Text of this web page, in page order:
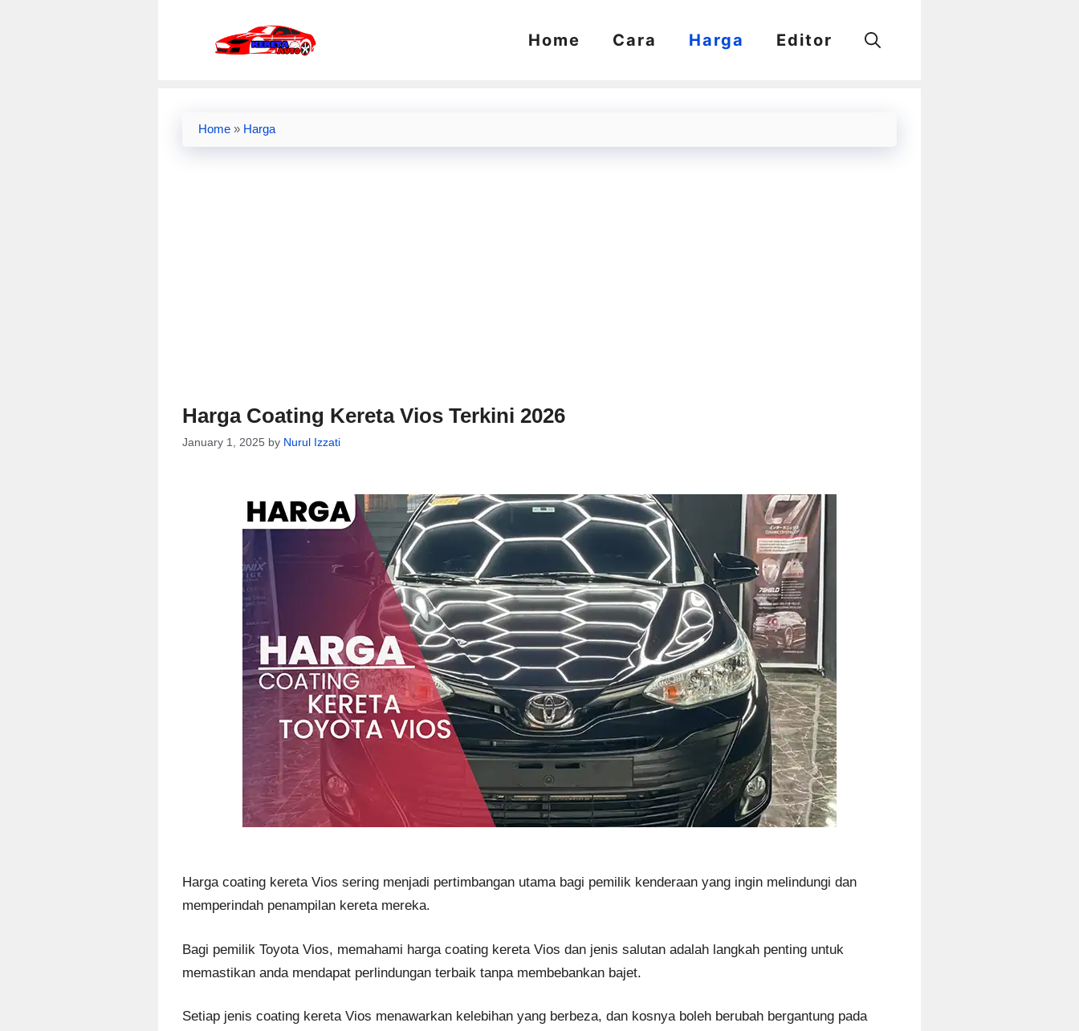
Home Cara Harga Editor
Home » Harga
Harga Coating Kereta Vios Terkini 2026
January 1, 2025 by Nurul Izzati
Harga coating kereta Vios sering menjadi pertimbangan utama bagi pemilik kenderaan yang ingin melindungi dan
memperindah penampilan kereta mereka.
Bagi pemilik Toyota Vios, memahami harga coating kereta Vios dan jenis salutan adalah langkah penting untuk
memastikan anda mendapat perlindungan terbaik tanpa membebankan bajet.
Setiap jenis coating kereta Vios menawarkan kelebihan yang berbeza, dan kosnya boleh berubah bergantung pada